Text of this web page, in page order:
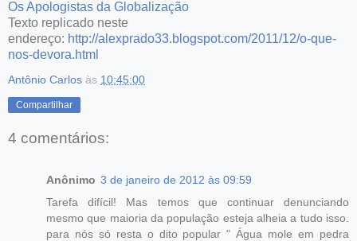
Os Apologistas da Globalização
Texto replicado neste
endereço: http://alexprado33.blogspot.com/2011/12/o-que-
nos-devora.html
Antônio Carlos às 10:45:00
Compartilhar
4 comentários:
Anônimo 3 de janeiro de 2012 às 09:59
Tarefa difícil! Mas temos que continuar denunciando
mesmo que maioria da população esteja alheia a tudo isso.
para nós só resta o dito popular " Água mole em pedra